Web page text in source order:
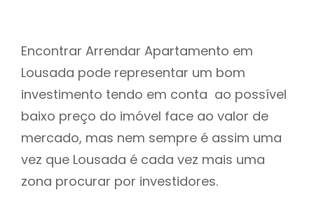
Encontrar Arrendar Apartamento em
Lousada pode representar um bom
investimento tendo em conta ao possível
baixo preço do imóvel face ao valor de
mercado, mas nem sempre é assim uma
vez que Lousada é cada vez mais uma
zona procurar por investidores.